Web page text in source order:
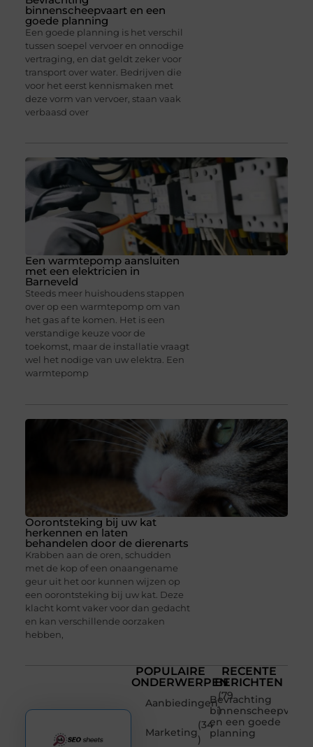
binnenscheepvaart en een
goede planning
Een goede planning is het verschil
tussen soepel vervoer en onnodige
vertraging, en dat geldt zeker voor
transport over water. Bedrijven die
voor het eerst kennismaken met
deze vorm van vervoer, staan vaak
verbaasd over
Een warmtepomp aansluiten
met een elektricien in
Barneveld
Steeds meer huishoudens stappen
over op een warmtepomp om van
het gas af te komen. Het is een
verstandige keuze voor de
toekomst, maar de installatie vraagt
wel het nodige van uw elektra. Een
warmtepomp
Oorontsteking bij uw kat
herkennen en laten
behandelen door de dierenarts
Krabben aan de oren, schudden
met de kop of een onaangename
geur uit het oor kunnen wijzen op
een oorontsteking bij uw kat. Deze
klacht komt vaker voor dan gedacht
en kan verschillende oorzaken
hebben,
POPULAIRE
ONDERWERPEN
Aanbiedingen
(79
)
Marketing
(34
)
RECENTE
BERICHTEN
Bevrachting
binnenscheepvaart
en een goede
planning